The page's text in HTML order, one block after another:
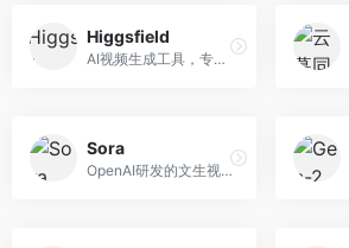
Higgsfield
AI视频生成工具，专注于高质量视频内容创作。面向视频创作者和营销人员，支持文生视频、视频编辑等功能，视频效果逼真，适合商业应用。
Sora
OpenAI研发的文生视频大模型，可根据文字描述生成长达60秒的高清视频。面向影视创作者、广告从业者和内容生产者，视频连贯性强，物理世界理解准确，代表了AI视频生成的最高水平。